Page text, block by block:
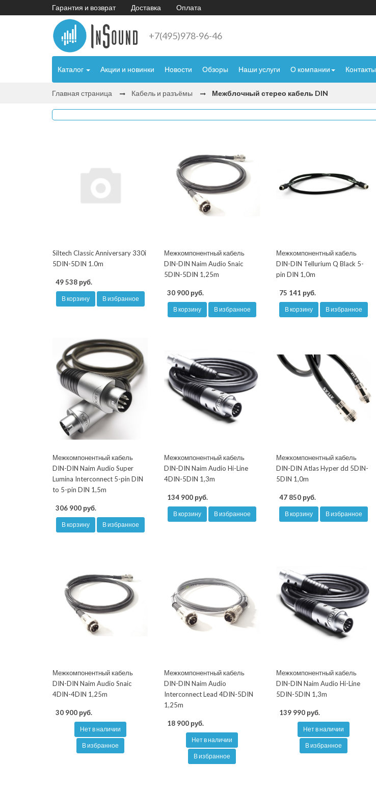
Гарантия и возврат Доставка Оплата
+7(495)978-96-46
Каталог Акции и новинки Новости Обзоры Наши услуги О компании Контакты
Главная страница Кабель и разъёмы Межблочный стерео кабель DIN
Siltech Classic Anniversary 330i
5DIN-5DIN 1.0m
49 538 руб.
В корзину В избранное
Межкомпонентный кабель
DIN-DIN Naim Audio Snaic
5DIN-5DIN 1,25m
30 900 руб.
В корзину В избранное
Межкомпонентный кабель
DIN-DIN Tellurium Q Black 5-
pin DIN 1,0m
75 141 руб.
В корзину В избранное
Межкомпонентный кабель
DIN-DIN Naim Audio Super
Lumina Interconnect 5-pin DIN
to 5-pin DIN 1,5m
306 900 руб.
В корзину В избранное
Межкомпонентный кабель
DIN-DIN Naim Audio Hi-Line
4DIN-5DIN 1,3m
134 900 руб.
В корзину В избранное
Межкомпонентный кабель
DIN-DIN Atlas Hyper dd 5DIN-
5DIN 1,0m
47 850 руб.
В корзину В избранное
Межкомпонентный кабель
DIN-DIN Naim Audio Snaic
4DIN-4DIN 1,25m
30 900 руб.
Нет в наличии
В избранное
Межкомпонентный кабель
DIN-DIN Naim Audio
Interconnect Lead 4DIN-5DIN
1,25m
18 900 руб.
Нет в наличии
В избранное
Межкомпонентный кабель
DIN-DIN Naim Audio Hi-Line
5DIN-5DIN 1,3m
139 990 руб.
Нет в наличии
В избранное